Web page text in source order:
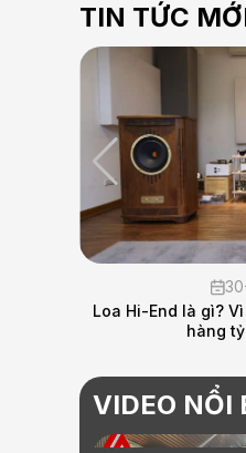
TIN TỨC
giới audiophile sẵn sàng chi
VIDEO NỔI